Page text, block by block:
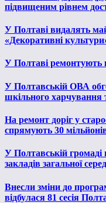
підвищеним рівнем
У Полтаві видалять
«Декоративні
У Полтаві ремонтують
У Полтавській ОВА
шкільного
На ремонт доріг у
спрямують 30
У Полтавській
закладів загальної
Внесли зміни до
відбулася 81 сесія